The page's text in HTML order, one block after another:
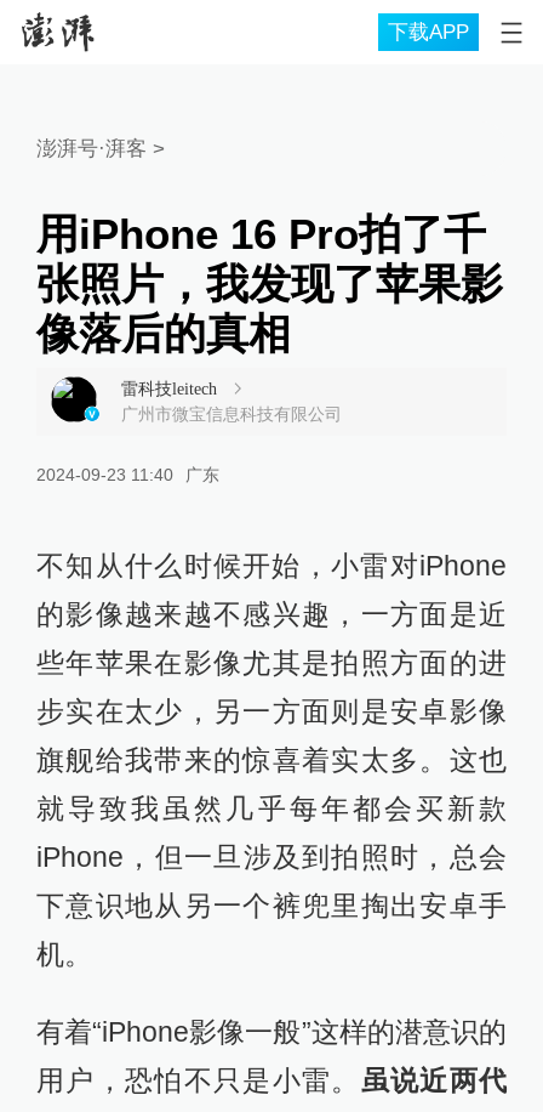
下载APP
澎湃号·湃客 >
用iPhone 16 Pro拍了千
张照片，我发现了苹果影
像落后的真相
雷科技leitech
广州市微宝信息科技有限公司
2024-09-23 11:40 广东
不知从什么时候开始，小雷对iPhone
的影像越来越不感兴趣，一方面是近
些年苹果在影像尤其是拍照方面的进
步实在太少，另一方面则是安卓影像
旗舰给我带来的惊喜着实太多。这也
就导致我虽然几乎每年都会买新款
iPhone，但一旦涉及到拍照时，总会
下意识地从另一个裤兜里掏出安卓手
机。
有着“iPhone影像一般”这样的潜意识的
用户，恐怕不只是小雷。 虽说近两代